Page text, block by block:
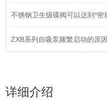
不锈钢卫生级碟阀可以达到*密
ZXB系列自吸泵频繁启动的原
详细介绍